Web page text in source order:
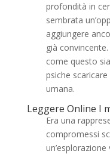
profondità in
sembrata
aggiungere
già
come questo
psiche
umana.
Leggere Online I
Era una
compromessi